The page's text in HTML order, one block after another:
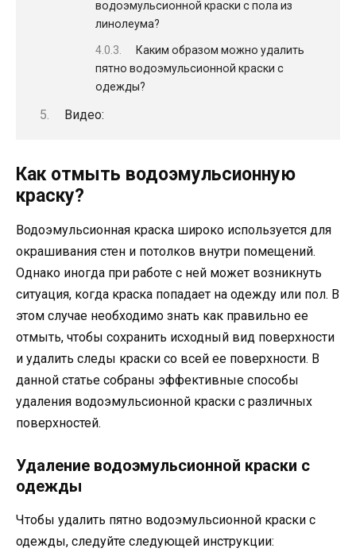
водоэмульсионной краски с пола из
линолеума?
Каким образом можно удалить
пятно водоэмульсионной краски с
одежды?
Видео:
Как отмыть водоэмульсионную
краску?
Водоэмульсионная краска широко используется для
окрашивания стен и потолков внутри помещений.
Однако иногда при работе с ней может возникнуть
ситуация, когда краска попадает на одежду или пол. В
этом случае необходимо знать как правильно ее
отмыть, чтобы сохранить исходный вид поверхности
и удалить следы краски со всей ее поверхности. В
данной статье собраны эффективные способы
удаления водоэмульсионной краски с различных
поверхностей.
Удаление водоэмульсионной краски с
одежды
Чтобы удалить пятно водоэмульсионной краски с
одежды, следуйте следующей инструкции: